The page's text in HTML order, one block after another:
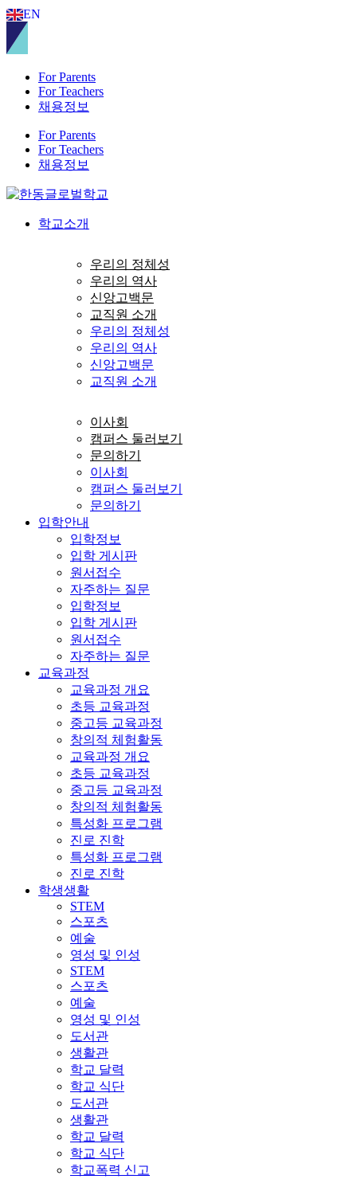
Skip
content
EN
For Parents
For Teachers
채용정보
For Parents
For Teachers
채용정보
학교소개
우리의 정체성
우리의 역사
신앙고백문
교직원 소개
우리의 정체성
우리의 역사
신앙고백문
교직원 소개
이사회
캠퍼스 둘러보기
문의하기
이사회
캠퍼스 둘러보기
문의하기
입학안내
입학정보
입학 게시판
원서접수
자주하는 질문
입학정보
입학 게시판
원서접수
자주하는 질문
교육과정
교육과정 개요
초등 교육과정
중고등 교육과정
창의적 체험활동
교육과정 개요
초등 교육과정
중고등 교육과정
창의적 체험활동
특성화 프로그램
진로 진학
특성화 프로그램
진로 진학
학생생활
STEM
스포츠
예술
영성 및 인성
STEM
스포츠
예술
영성 및 인성
도서관
생활관
학교 달력
학교 식단
도서관
생활관
학교 달력
학교 식단
학교폭력 신고